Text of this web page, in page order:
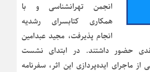
انجمن تهرانشناسی و با
همکاری کتابسرای رشدیه
انجام پذیرفت، مجید عبدامین
حضور داشتند. در ابتدای نشست
از ماجرای ایده‌پردازی این اثر، سفرنامه